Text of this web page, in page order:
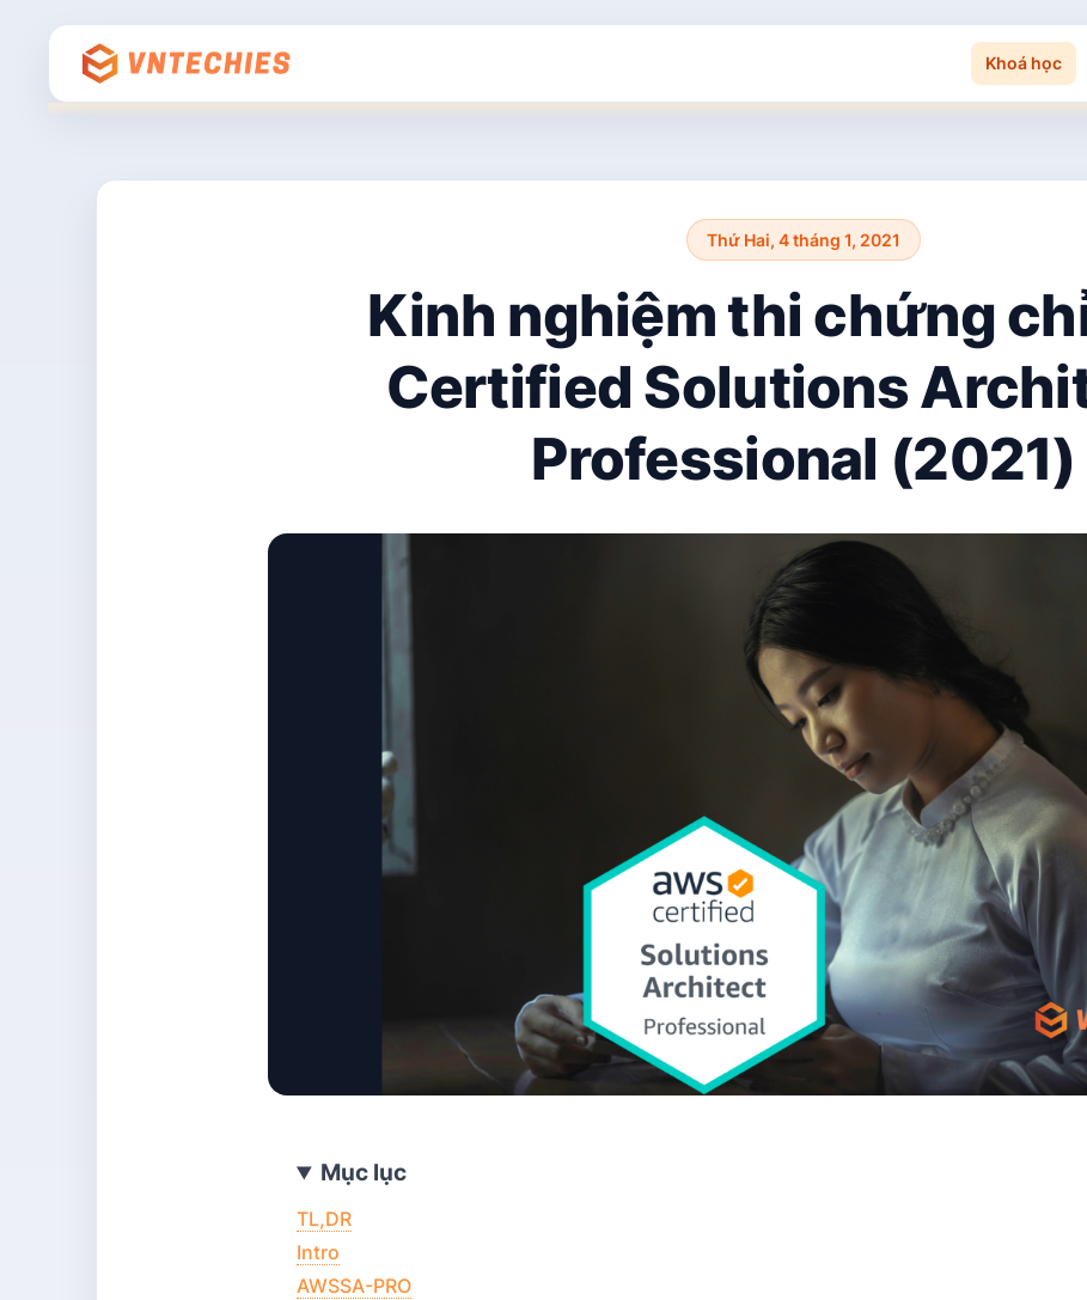
Khoá học
Thứ Hai, 4 tháng 1, 2021
Kinh nghiệm thi chứng
Certified Solutions
Professional (2021)
Mục lục
TL,DR
Intro
AWSSA-PRO